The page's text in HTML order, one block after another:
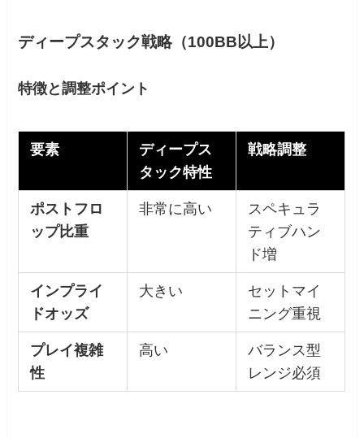
ディープスタック戦略（100BB以上）
特徴と調整ポイント
要素
ディープス
タック特性
戦略調整
ポストフロ
ップ比重
非常に高い
スペキュラ
ティブハン
ド増
インプライ
ドオッズ
大きい
セットマイ
ニング重視
プレイ複雑
性
高い
バランス型
レンジ必須